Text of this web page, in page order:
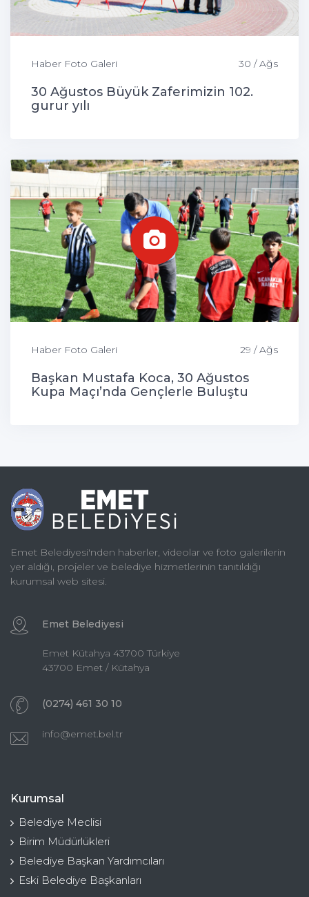
Haber Foto Galeri 30 / Ağs
30 Ağustos Büyük Zaferimizin 102.
gurur yılı
Haber Foto Galeri 29 / Ağs
Başkan Mustafa Koca, 30 Ağustos
Kupa Maçı’nda Gençlerle Buluştu
Emet Belediyesi'nden haberler, videolar ve foto galerilerin
yer aldığı, projeler ve belediye hizmetlerinin tanıtıldığı
kurumsal web sitesi.
Emet Belediyesi
Emet Kütahya 43700 Türkiye
43700 Emet / Kütahya
(0274) 461 30 10
info@emet.bel.tr
Kurumsal
Belediye Meclisi
Birim Müdürlükleri
Belediye Başkan Yardımcıları
Eski Belediye Başkanları